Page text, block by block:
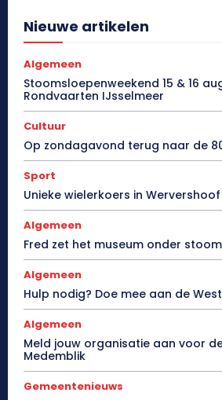
Nieuwe artikelen
Algemeen
Stoomsloepenweekend 15 & 16
Rondvaarten IJsselmeer
Cultuur
Op zondagavond terug naar de
Sport
Unieke wielerkoers in Wervershoof
Algemeen
Fred zet het museum onder stoom
Algemeen
Hulp nodig? Doe mee aan de
Algemeen
Meld jouw organisatie aan voor
Medemblik
Gemeentenieuws